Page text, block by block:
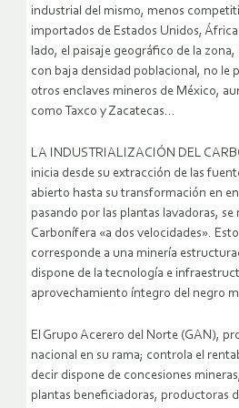
industrial del mismo, menos
importados de Estados Unidos,
lado, el paisaje geográfico de la
con baja densidad poblacional, no le
otros enclaves mineros de México,
como Taxco y Zacatecas…
LA INDUSTRIALIZACIÓN DEL
inicia desde su extracción de las
abierto hasta su transformación en
pasando por las plantas lavadoras, se
Carbonífera «a dos velocidades».
corresponde a una minería
dispone de la tecnología e
aprovechamiento íntegro del negro
El Grupo Acerero del Norte (GAN),
nacional en su rama; controla el
decir dispone de concesiones
plantas beneficiadoras, productoras